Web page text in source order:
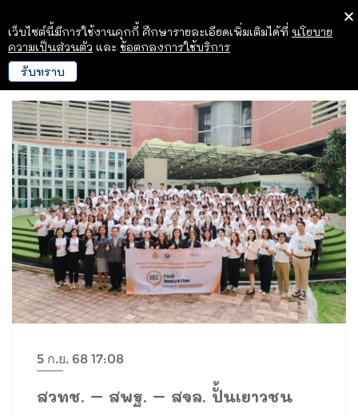
5 ก.ย. 68 17:08
สวทช. – สพฐ. – สจล. ปั้นเยาวชน
เว็บไซต์นี้มีการใช้งานคุกกี้ ศึกษารายละเอียดเพิ่มเติมได้ที่ นโยบาย
ความเป็นส่วนตัว และ ข้อตกลงการใช้บริการ
รับทราบ